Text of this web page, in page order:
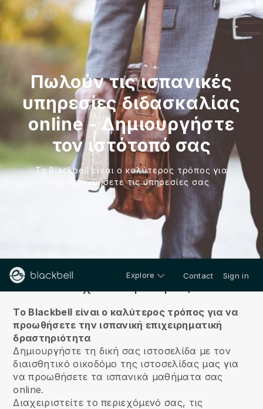
Πωλούν τις ισπανικές
υπηρεσίες διδασκαλίας
online - Δημιουργήστε
τον ιστότοπό σας
Το Blackbell είναι ο καλύτερος τρόπος για
να προωθήσετε τις υπηρεσίες σας
Explore Contact Sign in
Το Blackbell είναι ο καλύτερος τρόπος για να
προωθήσετε την ισπανική επιχειρηματική
δραστηριότητα
Δημιουργήστε τη δική σας ιστοσελίδα με τον
διαισθητικό οικοδόμο της ιστοσελίδας μας για
να προωθήσετε τα ισπανικά μαθήματα σας
online.
Διαχειριστείτε το περιεχόμενό σας, τις